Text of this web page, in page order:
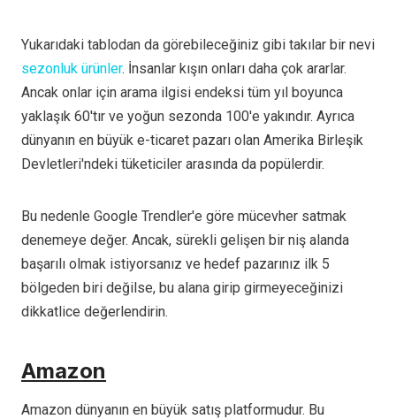
Yukarıdaki tablodan da görebileceğiniz gibi takılar bir nevi
sezonluk ürünler. İnsanlar kışın onları daha çok ararlar.
Ancak onlar için arama ilgisi endeksi tüm yıl boyunca
yaklaşık 60'tır ve yoğun sezonda 100'e yakındır. Ayrıca
dünyanın en büyük e-ticaret pazarı olan Amerika Birleşik
Devletleri'ndeki tüketiciler arasında da popülerdir.
Bu nedenle Google Trendler'e göre mücevher satmak
denemeye değer. Ancak, sürekli gelişen bir niş alanda
başarılı olmak istiyorsanız ve hedef pazarınız ilk 5
bölgeden biri değilse, bu alana girip girmeyeceğinizi
dikkatlice değerlendirin.
Amazon
Amazon dünyanın en büyük satış platformudur. Bu